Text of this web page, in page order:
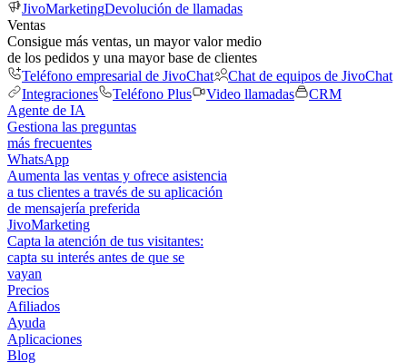
JivoMarketingDevolución de llamadas
Ventas
Consigue más ventas, un mayor valor medio
de los pedidos y una mayor base de clientes
Teléfono empresarial de JivoChat
Chat de equipos de JivoChat
Integraciones
Teléfono Plus Video llamadas
CRM
Agente de IA
Gestiona las preguntas
más frecuentes
WhatsApp
Aumenta las ventas y ofrece asistencia
a tus clientes a través de su aplicación
de mensajería preferida
JivoMarketing
Capta la atención de tus visitantes:
capta su interés antes de que se
vayan
Precios
Afiliados
Ayuda
Aplicaciones
Blog